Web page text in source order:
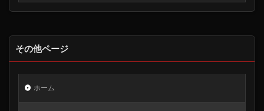
その他ページ
ホーム